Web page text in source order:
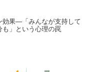
効果―「みんなが支持して
も」という心理の罠